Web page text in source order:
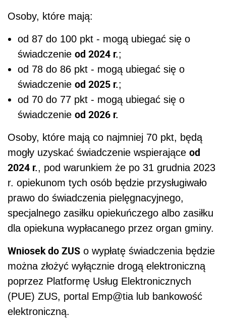
Osoby, które mają:
od 87 do 100 pkt - mogą ubiegać się o
świadczenie od 2024 r.;
od 78 do 86 pkt - mogą ubiegać się o
świadczenie od 2025 r.;
od 70 do 77 pkt - mogą ubiegać się o
świadczenie od 2026 r.
Osoby, które mają co najmniej 70 pkt, będą
mogły uzyskać świadczenie wspierające od
2024 r., pod warunkiem że po 31 grudnia 2023
r. opiekunom tych osób będzie przysługiwało
prawo do świadczenia pielęgnacyjnego,
specjalnego zasiłku opiekuńczego albo zasiłku
dla opiekuna wypłacanego przez organ gminy.
Wniosek do ZUS o wypłatę świadczenia będzie
można złożyć wyłącznie drogą elektroniczną
poprzez Platformę Usług Elektronicznych
(PUE) ZUS, portal Emp@tia lub bankowość
elektroniczną.